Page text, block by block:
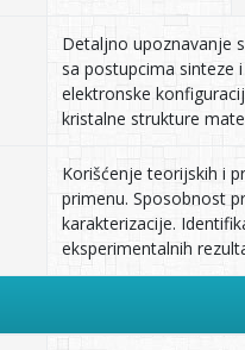
Detaljno upoznavanje
sa postupcima sinteze
elektronske
kristalne strukture
Korišćenje teorijskih i
primenu. Sposobnost
karakterizacije.
eksperimentalnih